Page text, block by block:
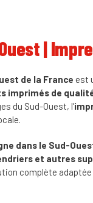
|
de la France est
imprimés de
du Sud-Ouest, l’
dans le Sud-
et autres
complète